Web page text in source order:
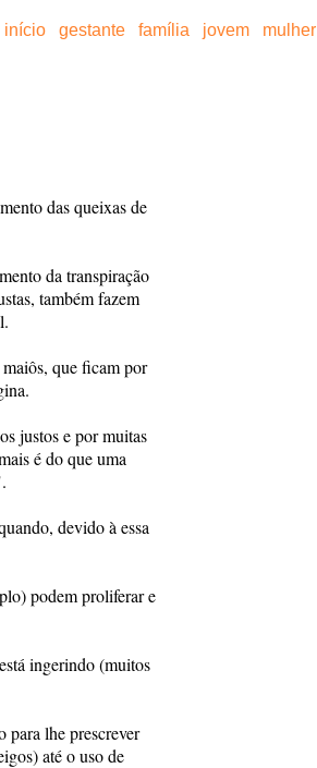
início gestante família jovem mulher
das queixas de
da transpiração
também fazem
que ficam por
justos e por muitas
é do que uma
devido à essa
podem proliferar e
ingerindo (muitos
para lhe prescrever
até o uso de